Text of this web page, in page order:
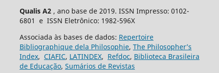
Qualis A2 , ano base de 2019. ISSN Impresso: 0102-
6801 e ISSN Eletrônico: 1982-596X
Associada às bases de dados: Repertoire
Bibliographique dela Philosophie, The Philosopher’s
Index, CIAFIC, LATINDEX, Refdoc, Biblioteca Brasileira
de Educação, Sumários de Revistas